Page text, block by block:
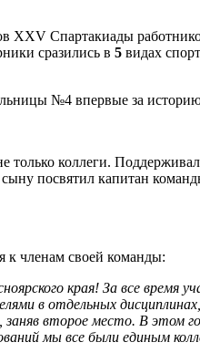
Спартакиады
сразились в 5 видах
№4 впервые за
только коллеги.
посвятил капитан
к членам своей команды:
края! За все время
в отдельных
второе место. В
мы все были единым